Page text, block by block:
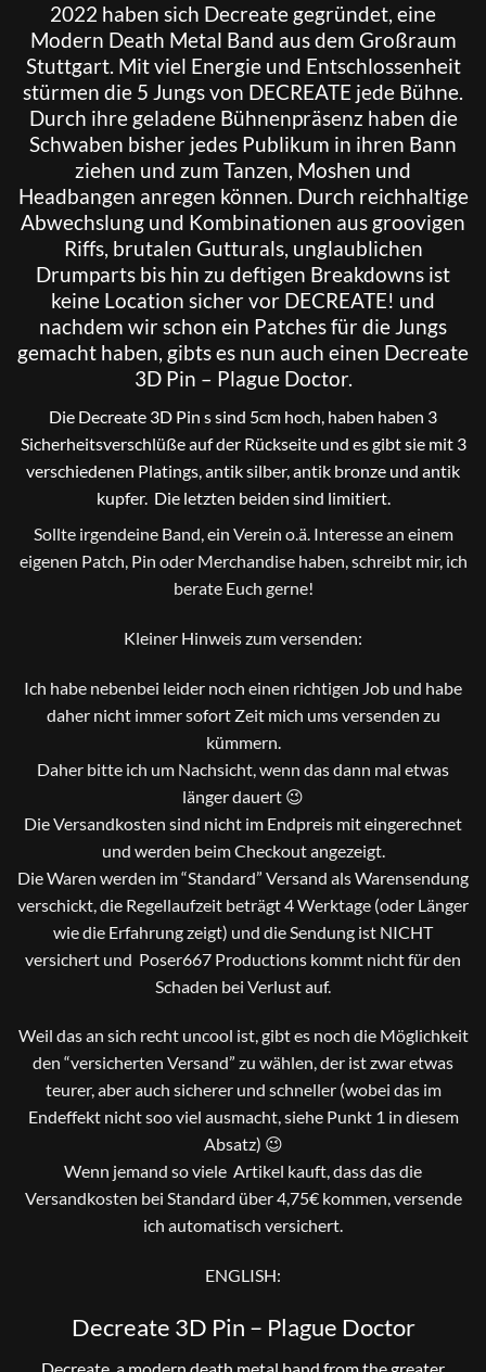
2022 haben sich Decreate gegründet, eine
Modern Death Metal Band aus dem Großraum
Stuttgart. Mit viel Energie und Entschlossenheit
stürmen die 5 Jungs von DECREATE jede Bühne.
Durch ihre geladene Bühnenpräsenz haben die
Schwaben bisher jedes Publikum in ihren Bann
ziehen und zum Tanzen, Moshen und
Headbangen anregen können. Durch reichhaltige
Abwechslung und Kombinationen aus groovigen
Riffs, brutalen Gutturals, unglaublichen
Drumparts bis hin zu deftigen Breakdowns ist
keine Location sicher vor DECREATE! und
nachdem wir schon ein Patches für die Jungs
gemacht haben, gibts es nun auch einen Decreate
3D Pin – Plague Doctor.
Die Decreate 3D Pin s sind 5cm hoch, haben haben 3
Sicherheitsverschlüße auf der Rückseite und es gibt sie mit 3
verschiedenen Platings, antik silber, antik bronze und antik
kupfer. Die letzten beiden sind limitiert.
Sollte irgendeine Band, ein Verein o.ä. Interesse an einem
eigenen Patch, Pin oder Merchandise haben, schreibt mir, ich
berate Euch gerne!
Kleiner Hinweis zum versenden:
Ich habe nebenbei leider noch einen richtigen Job und habe
daher nicht immer sofort Zeit mich ums versenden zu
kümmern.
Daher bitte ich um Nachsicht, wenn das dann mal etwas
länger dauert 😉
Die Versandkosten sind nicht im Endpreis mit eingerechnet
und werden beim Checkout angezeigt.
Die Waren werden im “Standard” Versand als Warensendung
verschickt, die Regellaufzeit beträgt 4 Werktage (oder Länger
wie die Erfahrung zeigt) und die Sendung ist NICHT
versichert und Poser667 Productions kommt nicht für den
Schaden bei Verlust auf.
Weil das an sich recht uncool ist, gibt es noch die Möglichkeit
den “versicherten Versand” zu wählen, der ist zwar etwas
teurer, aber auch sicherer und schneller (wobei das im
Endeffekt nicht soo viel ausmacht, siehe Punkt 1 in diesem
Absatz) 😉
Wenn jemand so viele Artikel kauft, dass das die
Versandkosten bei Standard über 4,75€ kommen, versende
ich automatisch versichert.
ENGLISH:
Decreate 3D Pin – Plague Doctor